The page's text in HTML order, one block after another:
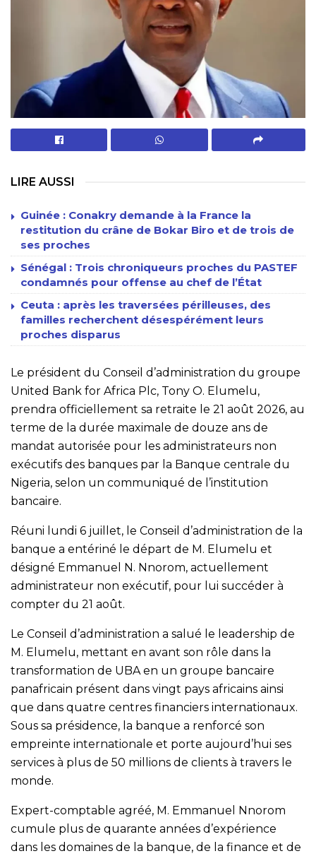
LIRE AUSSI
Guinée : Conakry demande à la France la
restitution du crâne de Bokar Biro et de trois de
ses proches
Sénégal : Trois chroniqueurs proches du PASTEF
condamnés pour offense au chef de l’État
Ceuta : après les traversées périlleuses, des
familles recherchent désespérément leurs
proches disparus
Le président du Conseil d’administration du groupe
United Bank for Africa Plc, Tony O. Elumelu,
prendra officiellement sa retraite le 21 août 2026, au
terme de la durée maximale de douze ans de
mandat autorisée pour les administrateurs non
exécutifs des banques par la Banque centrale du
Nigeria, selon un communiqué de l’institution
bancaire.
Réuni lundi 6 juillet, le Conseil d’administration de la
banque a entériné le départ de M. Elumelu et
désigné Emmanuel N. Nnorom, actuellement
administrateur non exécutif, pour lui succéder à
compter du 21 août.
Le Conseil d’administration a salué le leadership de
M. Elumelu, mettant en avant son rôle dans la
transformation de UBA en un groupe bancaire
panafricain présent dans vingt pays africains ainsi
que dans quatre centres financiers internationaux.
Sous sa présidence, la banque a renforcé son
empreinte internationale et porte aujourd’hui ses
services à plus de 50 millions de clients à travers le
monde.
Expert-comptable agréé, M. Emmanuel Nnorom
cumule plus de quarante années d’expérience
dans les domaines de la banque, de la finance et de